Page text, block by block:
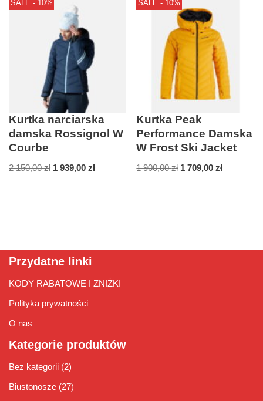
SALE - 10%
Kurtka narciarska
damska Rossignol W
Courbe
2 150,00zł 1 939,00 zł
SALE - 10%
Kurtka Peak
Performance Damska
W Frost Ski Jacket
1 900,00zł 1 709,00zł
Przydatne linki
KODY RABATOWE I ZNIŻKI
Polityka prywatności
O nas
Kategorie produktów
Bez kategorii (2)
Biustonosze (27)